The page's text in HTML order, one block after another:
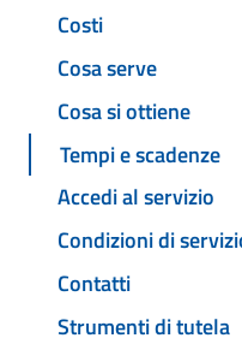
Costi
Cosa serve
Cosa si ottiene
Tempi e scadenze
Accedi al servizio
Condizioni di
Contatti
Strumenti di tutela